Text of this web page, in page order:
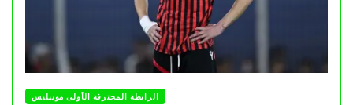
الرابطة المحترفة الأولى موبيليس